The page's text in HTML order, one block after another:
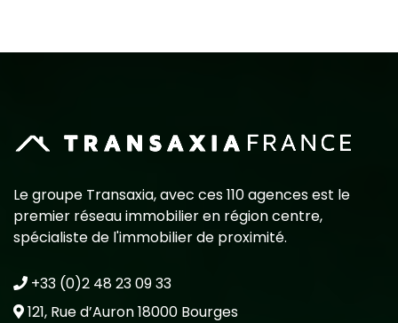
Le groupe Transaxia, avec ces 110 agences est le
premier réseau immobilier en région centre,
spécialiste de l'immobilier de proximité.
+33 (0)2 48 23 09 33
121, Rue d’Auron 18000 Bourges